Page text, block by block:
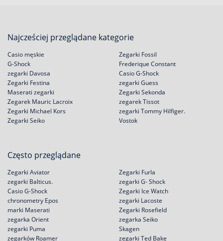
Najcześciej przeglądane kategorie
Casio męskie
G-Shock
zegarki Davosa
Zegarki Festina
Zegarki Fossil
Frederique Constant
Casio G-Shock
zegarki Guess
Maserati zegarki
Zegarek Mauric Lacroix
Zegarki Michael Kors
Zegarki Seiko
Zegarki Sekonda
zegarek Tissot
zegarki Tommy Hilfiger.
Vostok
Często przeglądane
Zegarki Aviator
zegarki Balticus.
Casio G-Shock
chronometry Epos
Zegarki Furla
zegarki G- Shock
Zegarki Ice Watch
zegarki Lacoste
marki Maserati
zegarka Orient
zegarki Puma
zegarków Roamer
Zegarki Rosefield
zegarka Seiko
Skagen
zegarki Ted Bake